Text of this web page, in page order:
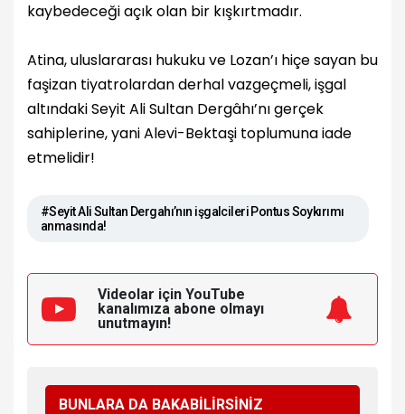
kaybedeceği açık olan bir kışkırtmadır.
Atina, uluslararası hukuku ve Lozan’ı hiçe sayan bu
faşizan tiyatrolardan derhal vazgeçmeli, işgal
altındaki Seyit Ali Sultan Dergâhı’nı gerçek
sahiplerine, yani Alevi-Bektaşi toplumuna iade
etmelidir!
#Seyit Ali Sultan Dergahı’nın işgalcileri Pontus Soykırımı
anmasında!
Videolar için YouTube
kanalımıza abone olmayı
unutmayın!
BUNLARA DA BAKABİLİRSİNİZ